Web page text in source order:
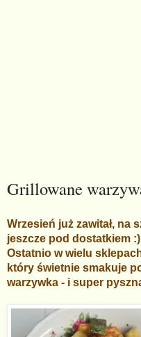
Grillowane
Wrzesień już zawitał, na
jeszcze pod dostatkiem :)
Ostatnio w wielu
który świetnie smakuje
warzywka - i super